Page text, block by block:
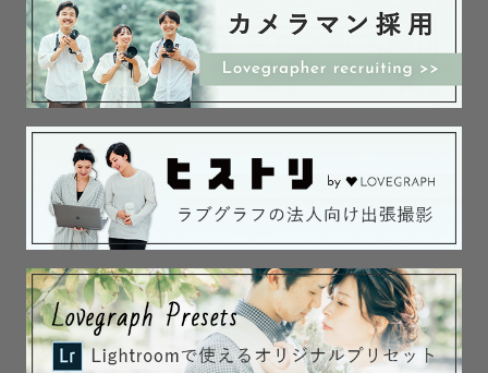
です🐰
《曇りの日無料オプション》
撮影後のオプションとして3枚まで空合成を無料で行なって
おります。
せっかくの決めショット、空をどんよりさせません✊🏻⭐️
当日のお天気が悪かった際は是非お申し付けください🌟
--- 撮影地域について ---